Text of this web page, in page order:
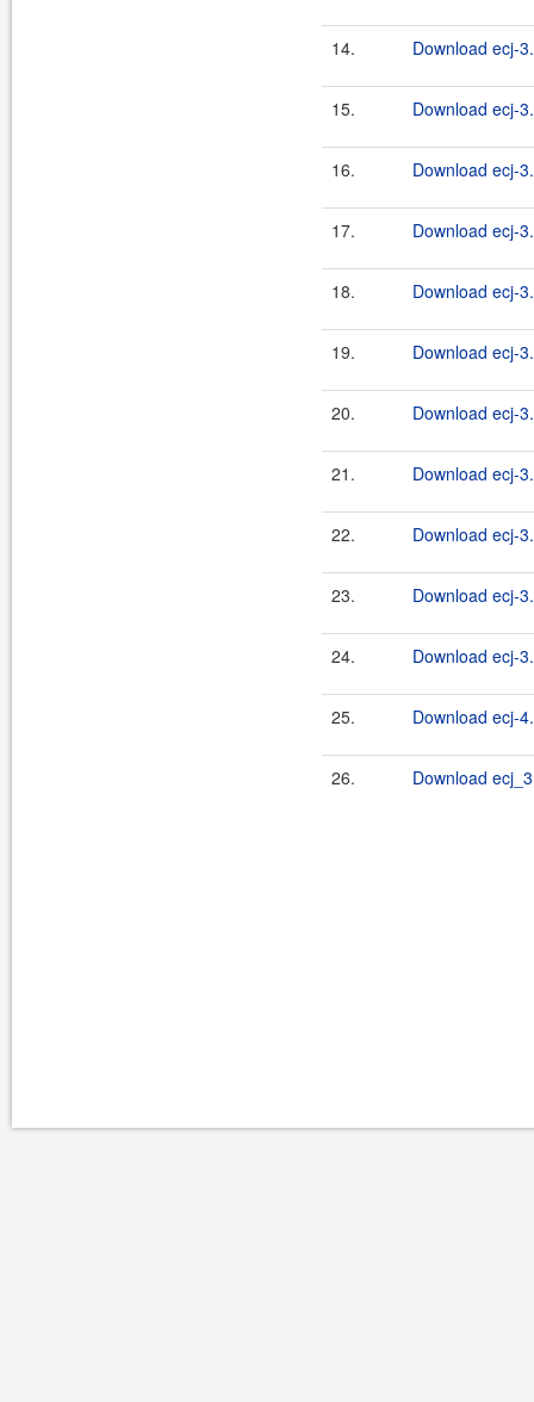
14. Download ecj-
15. Download ecj-
16. Download ecj-
17. Download ecj-
18. Download ecj-
19. Download ecj-
20. Download ecj-
21. Download ecj-
22. Download ecj-
23. Download ecj-
24. Download ecj-
25. Download ecj-
26. Download